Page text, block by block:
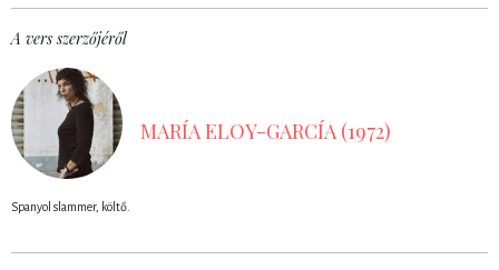
A vers szerzőjéről
MARÍA ELOY-GARCÍA (1972)
Spanyol slammer, költő.